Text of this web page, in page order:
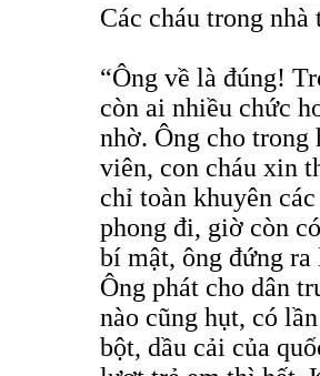
Các cháu trong
“Ông về là đúng!
còn ai nhiều chức
nhờ. Ông cho
viên, con cháu xin
chỉ toàn khuyên
phong đi, giờ còn
bí mật, ông đứng ra
Ông phát cho dân
nào cũng hụt, có
bột, dầu cải của